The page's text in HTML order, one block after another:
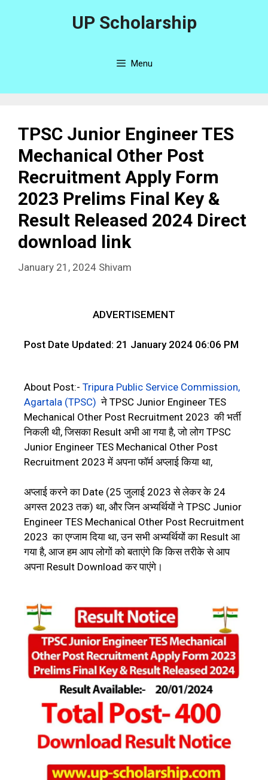
UP Scholarship
Menu
TPSC Junior Engineer TES
Mechanical Other Post
Recruitment Apply Form
2023 Prelims Final Key &
Result Released 2024 Direct
download link
January 21, 2024 Shivam
ADVERTISEMENT
Post Date Updated: 21 January 2024 06:06 PM
About Post:- Tripura Public Service Commission,
Agartala (TPSC) ने TPSC Junior Engineer TES
Mechanical Other Post Recruitment 2023 की भर्ती
निकली थी, जिसका Result अभी आ गया है, जो लोग TPSC
Junior Engineer TES Mechanical Other Post
Recruitment 2023 में अपना फॉर्म अप्लाई किया था,
अप्लाई करने का Date (25 जुलाई 2023 से लेकर के 24
अगस्त 2023 तक) था, और जिन अभ्यर्थियों ने TPSC Junior
Engineer TES Mechanical Other Post Recruitment
2023 का एग्जाम दिया था, उन सभी अभ्यर्थियों का Result आ
गया है, आज हम आप लोगों को बताएंगे कि किस तरीके से आप
अपना Result Download कर पाएंगे।